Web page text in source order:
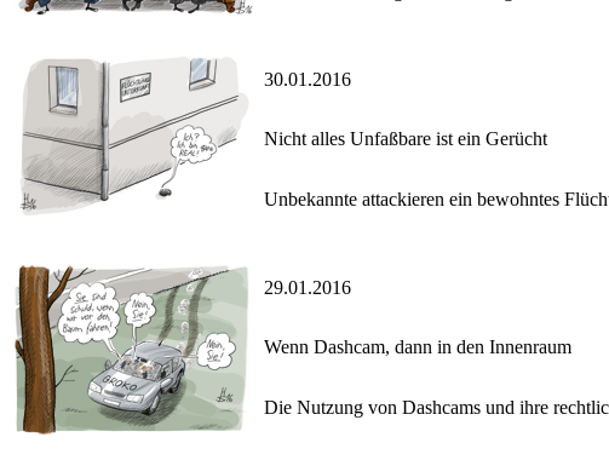
30.01.2016
Nicht alles Unfaßbare ist ein Gerücht
Unbekannte attackieren ein bewohntes
29.01.2016
Wenn Dashcam, dann in den Innenraum
Die Nutzung von Dashcams und ihre